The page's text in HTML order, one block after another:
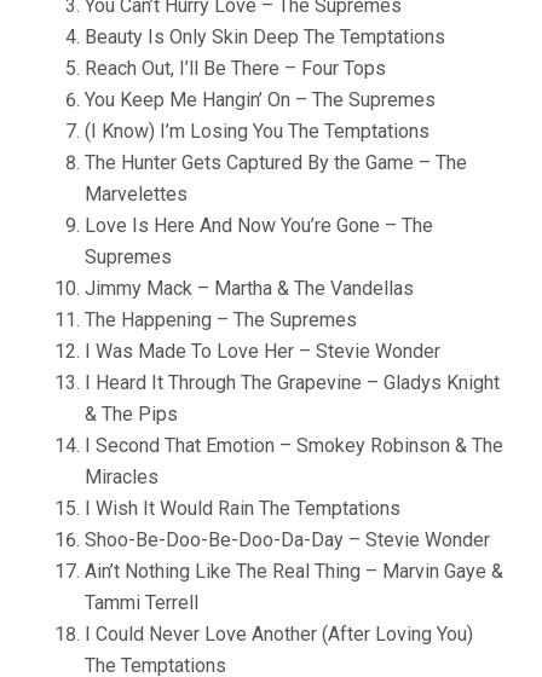
You Can’t Hurry Love – The Supremes
Beauty Is Only Skin Deep The Temptations
Reach Out, I’ll Be There – Four Tops
You Keep Me Hangin’ On – The Supremes
(I Know) I’m Losing You The Temptations
The Hunter Gets Captured By the Game – The
Marvelettes
Love Is Here And Now You’re Gone – The
Supremes
Jimmy Mack – Martha & The Vandellas
The Happening – The Supremes
I Was Made To Love Her – Stevie Wonder
I Heard It Through The Grapevine – Gladys Knight
& The Pips
I Second That Emotion – Smokey Robinson & The
Miracles
I Wish It Would Rain The Temptations
Shoo-Be-Doo-Be-Doo-Da-Day – Stevie Wonder
Ain’t Nothing Like The Real Thing – Marvin Gaye &
Tammi Terrell
I Could Never Love Another (After Loving You)
The Temptations